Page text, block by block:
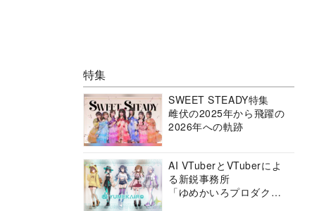
特集
SWEET STEADY特集
雌伏の2025年から飛躍の
2026年への軌跡
AI VTuberとVTuberによ
る新鋭事務所
「ゆめかいろプロダクシ